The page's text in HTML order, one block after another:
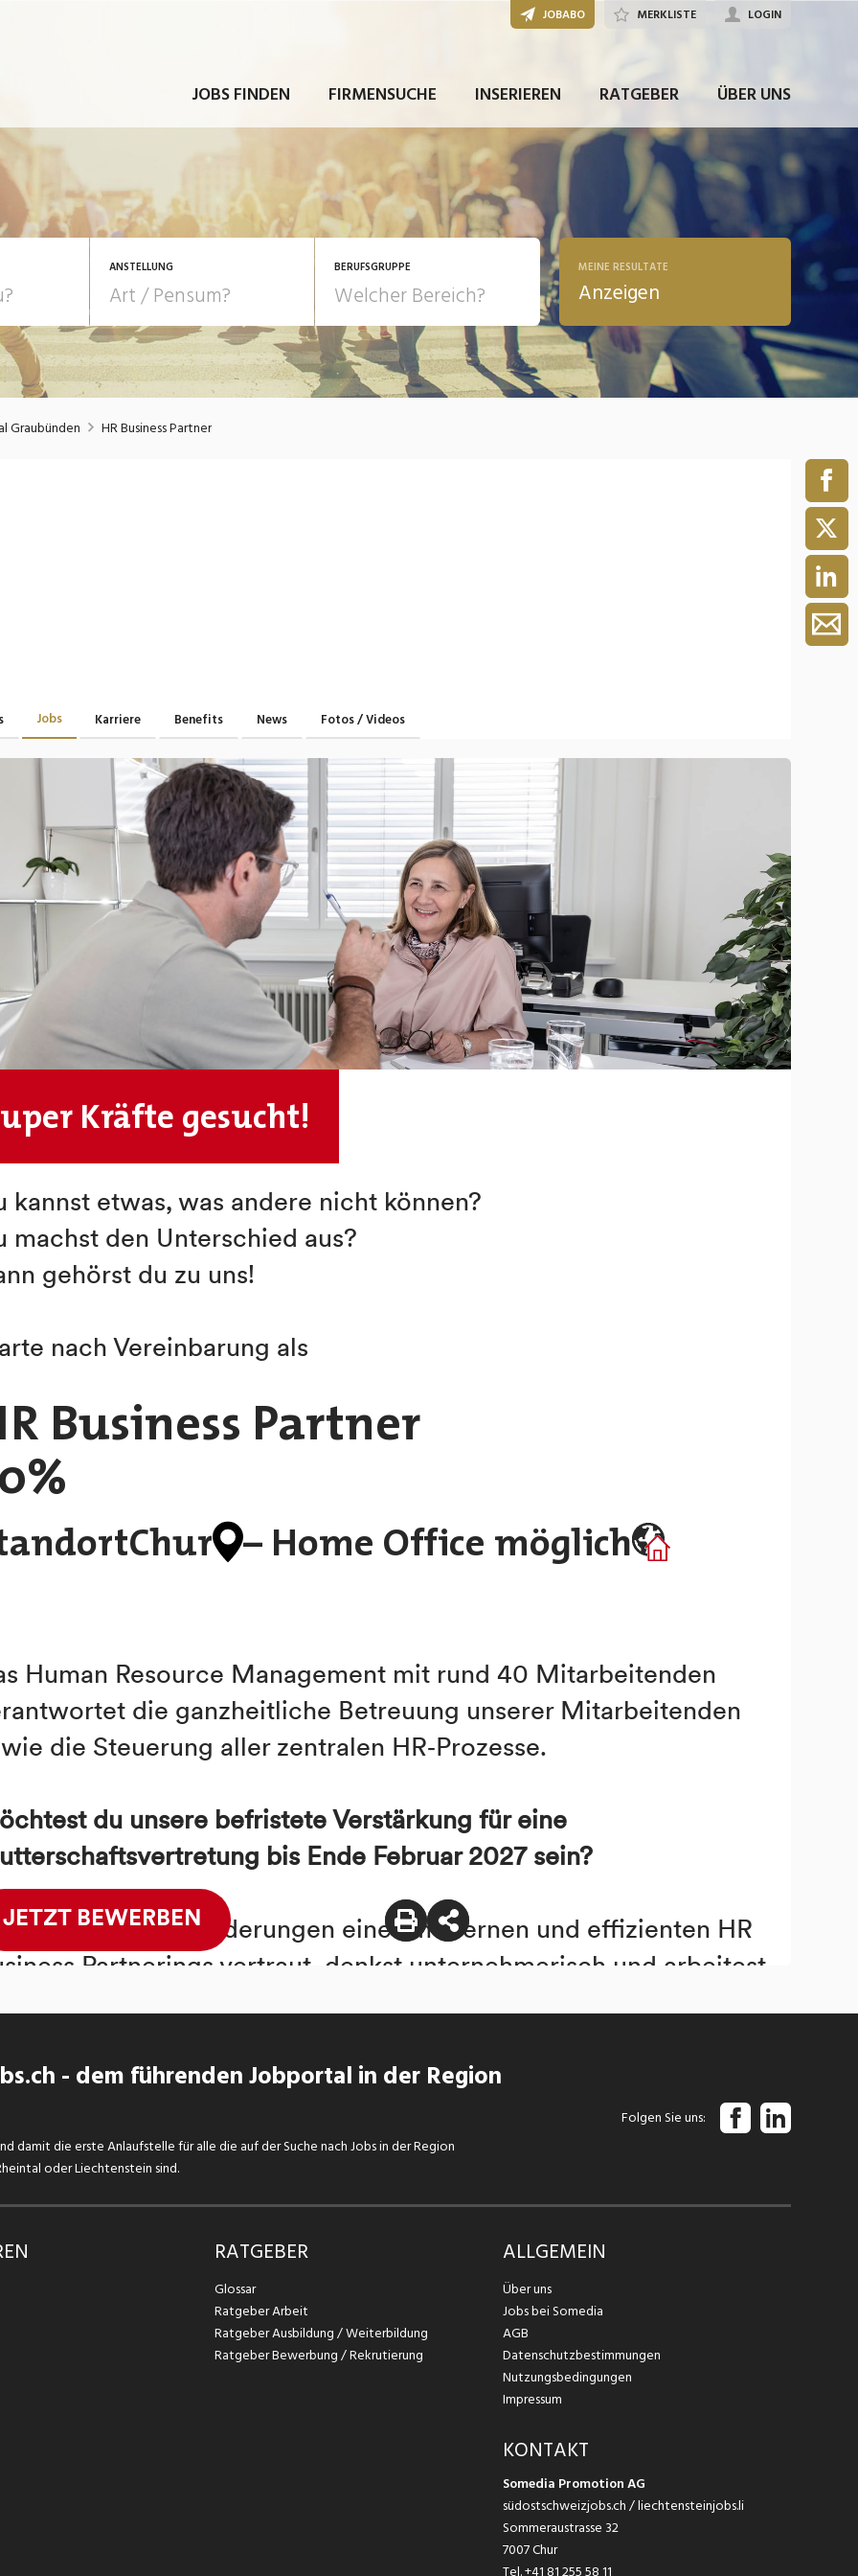
JOBS FINDEN FIRMENSUCHE INSERIEREN RATGEBER ÜBER UNS
JOBABO MERKLISTE LOGIN
ANSTELLUNG
10-100%Pensum
Temporär (befristet)
POSITION
BERUFSGRUPPE
Handwerk, Elektro Bildung, Kunst, Design, Soziale
Berufe, Sport
Human Resources
Handel, Kundenberatung,
MEINE RESULTATE
Anzeigen
Graubünden HR Business Partner
JETZT BEWERBEN
Jobs Karriere Benefits News Fotos / Videos
- dem führenden Jobportal in der Region
damit die erste Anlaufstelle für alle die auf der Suche nach Jobs in der Region
oder Liechtenstein sind.
Folgen Sie uns
RATGEBER
Glossar
Ratgeber Arbeit
Ratgeber Ausbildung / Weiterbildung
Ratgeber Bewerbung / Rekrutierung
ALLGEMEIN
Über uns
Jobs bei Somedia
AGB
Datenschutzbestimmungen
Nutzungsbedingungen
Impressum
KONTAKT
Somedia Promotion AG
südostschweizjobs.ch / liechtensteinjobs.li
Sommeraustrasse 32
7007 Chur